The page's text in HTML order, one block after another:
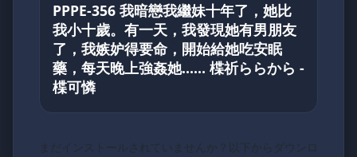
PPPE-356 我暗戀我繼妹十年了，她比
我小十歲。有一天，我發現她有男朋友
了，我嫉妒得要命，開始給她吃安眠
藥，每天晚上強姦她…… 楪祈ららから -
楪可憐
まだインストールされていませんか？以下からダウンロ